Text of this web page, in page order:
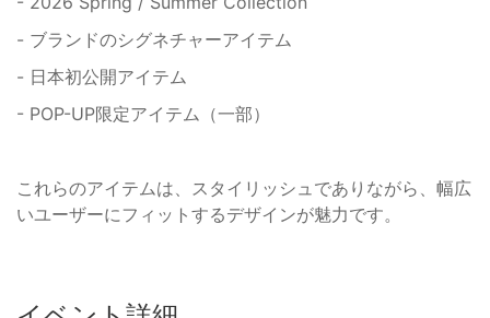
- ブランドのシグネチャーアイテム
- 日本初公開アイテム
- POP-UP限定アイテム（一部）
これらのアイテムは、スタイリッシュでありながら、幅広
いユーザーにフィットするデザインが魅力です。